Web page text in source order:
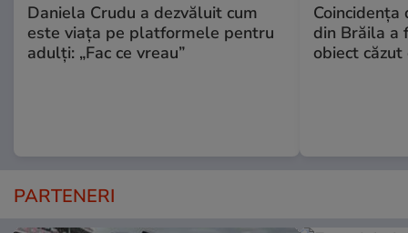
Daniela Crudu a dezvăluit cum
este viața pe platformele pentru
adulți: „Fac ce vreau”
Coincidența
din Brăila a
obiect căzut
PARTENERI